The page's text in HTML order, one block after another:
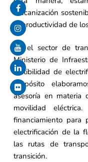
mecanización
la productividad de
En el sector de
Ministerio de
factibilidad de
propósito
asesoría en materia
movilidad
financiamiento para
electrificación de la
las rutas de
transición.